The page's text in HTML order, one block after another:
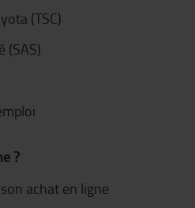
(TSC)
(SAS)
?
achat en ligne